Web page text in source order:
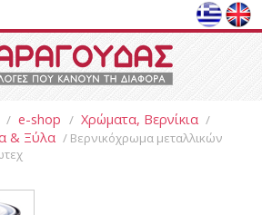
/ e-shop / Χρώματα, Βερνίκια /
& Ξύλα / Βερνικόχρωμα μεταλλικών